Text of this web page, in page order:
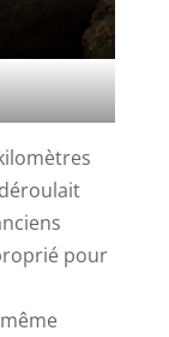
pour